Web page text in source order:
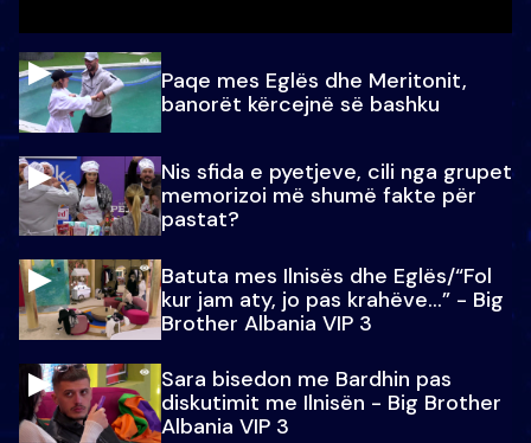
Paqe mes Eglës dhe Meritonit,
banorët kërcejnë së bashku
Nis sfida e pyetjeve, cili nga grupet
memorizoi më shumë fakte për
pastat?
Batuta mes Ilnisës dhe Eglës/“Fol
kur jam aty, jo pas krahëve…” - Big
Brother Albania VIP 3
Sara bisedon me Bardhin pas
diskutimit me Ilnisën - Big Brother
Albania VIP 3